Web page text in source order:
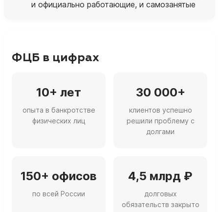
и официально работающие, и самозанятые
ФЦБ в цифрах
10+ лет
опыта в банкротстве
физических лиц
30 000+
клиентов успешно
решили проблему с
долгами
150+ офисов
по всей России
4,5 млрд ₽
долговых
обязательств закрыто